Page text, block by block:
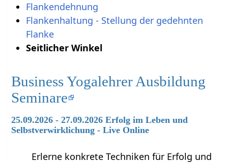
Flankendehnung
Flankenhaltung - Stellung der gedehnten
Flanke
Seitlicher Winkel
Business Yogalehrer Ausbildung
Seminare
25.09.2026 - 27.09.2026 Erfolg im Leben und
Selbstverwirklichung - Live Online
Erlerne konkrete Techniken für Erfolg und